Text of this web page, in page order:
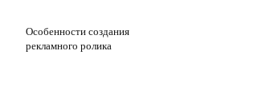
Особенности создания
рекламного ролика